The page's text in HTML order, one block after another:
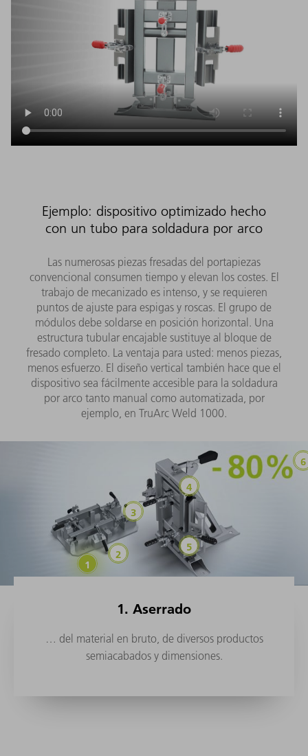
Ejemplo: dispositivo optimizado hecho
con un tubo para soldadura por arco
Las numerosas piezas fresadas del portapiezas
convencional consumen tiempo y elevan los costes. El
trabajo de mecanizado es intenso, y se requieren
puntos de ajuste para espigas y roscas. El grupo de
módulos debe soldarse en posición horizontal. Una
estructura tubular encajable sustituye al bloque de
fresado completo. La ventaja para usted: menos piezas,
menos esfuerzo. El diseño vertical también hace que el
dispositivo sea fácilmente accesible para la soldadura
por arco tanto manual como automatizada, por
ejemplo, en TruArc Weld 1000.
1. Aserrado
… del material en bruto, de diversos productos
semiacabados y dimensiones.